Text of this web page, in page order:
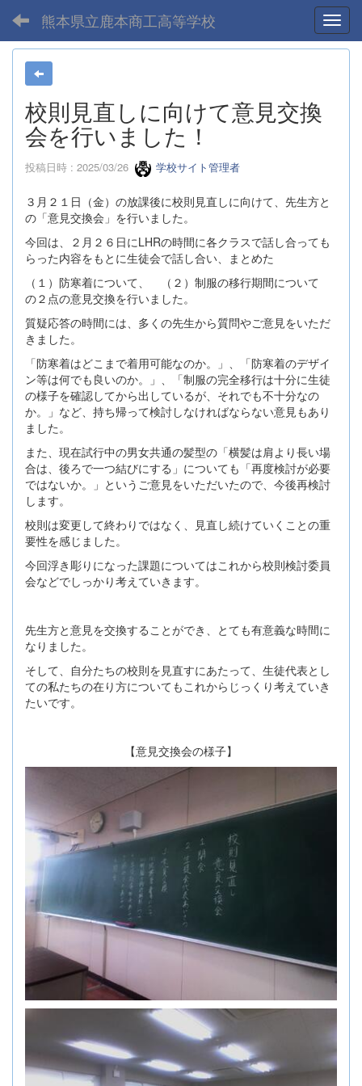
熊本県立鹿本商工高等学校
校則見直しに向けて意見交換
会を行いました！
投稿日時 : 2025/03/26 学校サイト管理者
３月２１日（金）の放課後に校則見直しに向けて、先生方と
の「意見交換会」を行いました。
今回は、２月２６日にLHRの時間に各クラスで話し合っても
らった内容をもとに生徒会で話し合い、まとめた
（１）防寒着について、 （２）制服の移行期間について
の２点の意見交換を行いました。
質疑応答の時間には、多くの先生から質問やご意見をいただ
きました。
「防寒着はどこまで着用可能なのか。」、「防寒着のデザイ
ン等は何でも良いのか。」、「制服の完全移行は十分に生徒
の様子を確認してから出しているが、それでも不十分なの
か。」など、持ち帰って検討しなければならない意見もあり
ました。
また、現在試行中の男女共通の髪型の「横髪は肩より長い場
合は、後ろで一つ結びにする」についても「再度検討が必要
ではないか。」というご意見をいただいたので、今後再検討
します。
校則は変更して終わりではなく、見直し続けていくことの重
要性を感じました。
今回浮き彫りになった課題についてはこれから校則検討委員
会などでしっかり考えていきます。
先生方と意見を交換することができ、とても有意義な時間に
なりました。
そして、自分たちの校則を見直すにあたって、生徒代表とし
ての私たちの在り方についてもこれからじっくり考えていき
たいです。
【意見交換会の様子】